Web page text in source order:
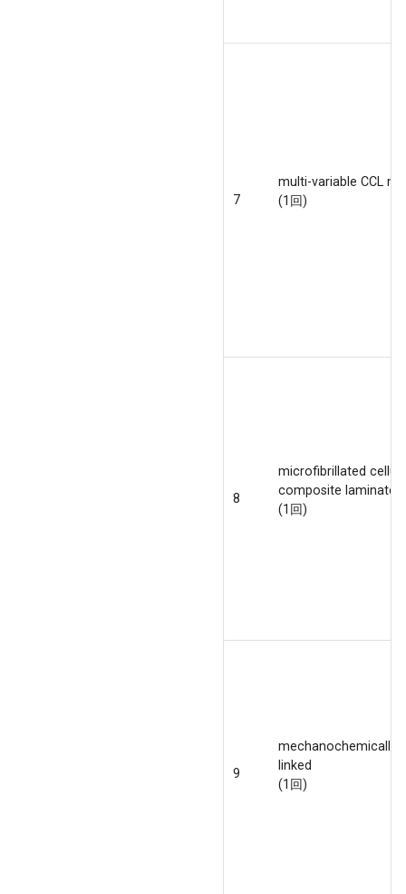
7
multi-variable CCL
(1回)
8
microfibrillated
composite laminate
(1回)
9
mechanochemically
linked
(1回)